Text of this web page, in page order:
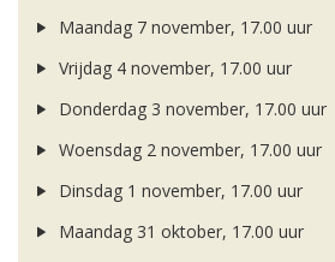
Maandag 7 november, 17.00 uur
Vrijdag 4 november, 17.00 uur
Donderdag 3 november, 17.00 uur
Woensdag 2 november, 17.00 uur
Dinsdag 1 november, 17.00 uur
Maandag 31 oktober, 17.00 uur